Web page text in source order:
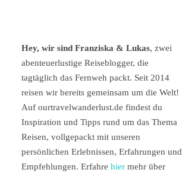
Hey, wir sind Franziska & Lukas, zwei
abenteuerlustige Reiseblogger, die
tagtäglich das Fernweh packt. Seit 2014
reisen wir bereits gemeinsam um die Welt!
Auf ourtravelwanderlust.de findest du
Inspiration und Tipps rund um das Thema
Reisen, vollgepackt mit unseren
persönlichen Erlebnissen, Erfahrungen und
Empfehlungen. Erfahre hier mehr über